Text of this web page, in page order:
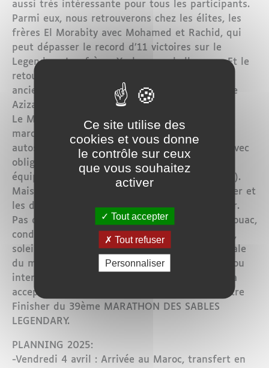
aussi très intéressante pour tous les participants.
Parmi eux, nous retrouverons chez les élites, les
frères El Morabity avec Mohamed et Rachid, qui
peut dépasser le record d’11 victoires sur le
Legendary. Les frères Yachou en challengers. Et le
retour de Maryline Nakach et Ragna Débats, 2
anciennes gagnantes, face à la tenante du titre
Aziza El Amrany.
Le MDS est une course à pied, ouverte aux
marcheurs, en 6 étapes (250 km), en
autosuffisance alimentaire et en allure libre, avec
obligation pour le concurrent de porter son
équipement (nourriture et matériel obligatoire).
Mais ce ne sera pas la seule épreuve à affronter et
les dunes ne seront pas les seules à surmonter.
Pas de douche, pieds surchauffés, nuits en bivouac,
conditions climatiques extrêmes (vent, chaleur,
soleil, etc.), nourriture lyophilisée, coupure totale
du monde extérieur (pas réseau téléphonique ou
internet ni d’électricité) … C’est ce qu’il faudra
accepter pour avoir le bonheur et la fierté d’être
Finisher du 39ème MARATHON DES SABLES
LEGENDARY.
PLANNING 2025:
-Vendredi 4 avril : Arrivée au Maroc, transfert en
Ce site utilise des
cookies et vous donne
le contrôle sur ceux
que vous souhaitez
activer
Tout accepter
Tout refuser
Personnaliser